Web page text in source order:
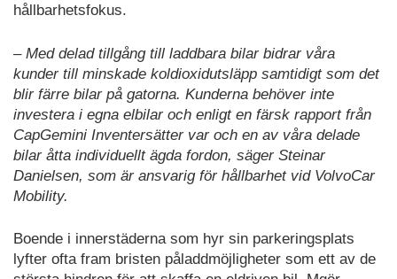
hållbarhetsfokus.
– Med delad tillgång till laddbara bilar bidrar våra
kunder till minskade koldioxidutsläpp samtidigt som det
blir färre bilar på gatorna. Kunderna behöver inte
investera i egna elbilar och enligt en färsk rapport från
CapGemini Inventersätter var och en av våra delade
bilar åtta individuellt ägda fordon, säger Steinar
Danielsen, som är ansvarig för hållbarhet vid VolvoCar
Mobility.
Boende i innerstäderna som hyr sin parkeringsplats
lyfter ofta fram bristen påladdmöjligheter som ett av de